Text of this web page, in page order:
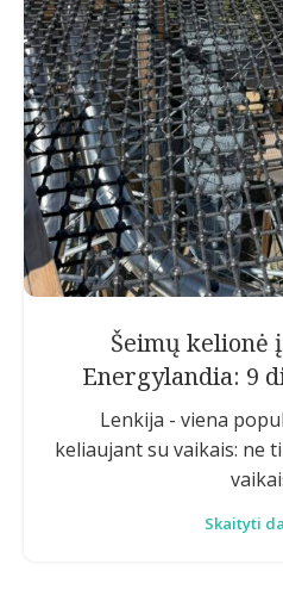
Šeimų kelionė
Energylandia: 9
Lenkija - viena
keliaujant su vaikais: ne
Skaityti